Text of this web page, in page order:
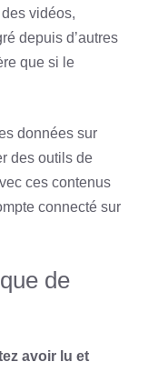
vidéos,
depuis d’autres
que si le
données sur
des outils de
ces contenus
connecté sur
de
avoir lu et